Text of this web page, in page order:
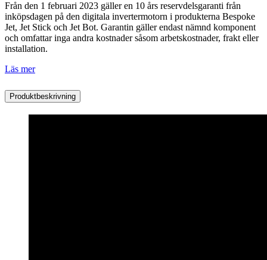
Från den 1 februari 2023 gäller en 10 års reservdelsgaranti från
inköpsdagen på den digitala invertermotorn i produkterna Bespoke
Jet, Jet Stick och Jet Bot. Garantin gäller endast nämnd komponent
och omfattar inga andra kostnader såsom arbetskostnader, frakt eller
installation.
Läs mer
Produktbeskrivning